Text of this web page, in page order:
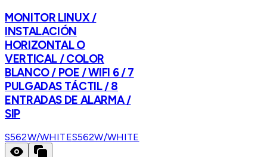
MONITOR LINUX /
INSTALACIÓN
HORIZONTAL O
VERTICAL / COLOR
BLANCO / POE / WIFI 6 / 7
PULGADAS TÁCTIL / 8
ENTRADAS DE ALARMA /
SIP
S562W/WHITES562W/WHITE